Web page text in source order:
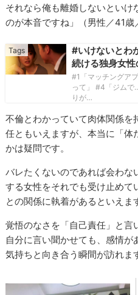
それなら俺も離婚しないとい
のが本音ですね」（男性／41歳
#いけないとわ
続ける独身女
#1「マッチングア
って」 #4「ジム
りが…
不倫とわかっていて肉体関係
任ともいえますが、本当に「
かは疑問です。
バレたくないのであれば会わな
する女性をそれでも受け止めて
との関係に執着があるといえま
覚悟のなさを「自己責任」と言
自分に言い聞かせても、感情
気持ちと向き合う瞬間が訪れま